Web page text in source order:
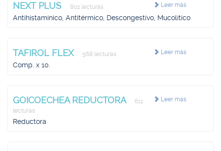
Leer más
NEXT PLUS 802 lecturas
Antihistamínico, Antitérmico, Descongestivo, Mucolítico
Leer más
TAFIROL FLEX 568 lecturas
Comp. x 10.
Leer más
GOICOECHEA REDUCTORA
611
lecturas
Reductora